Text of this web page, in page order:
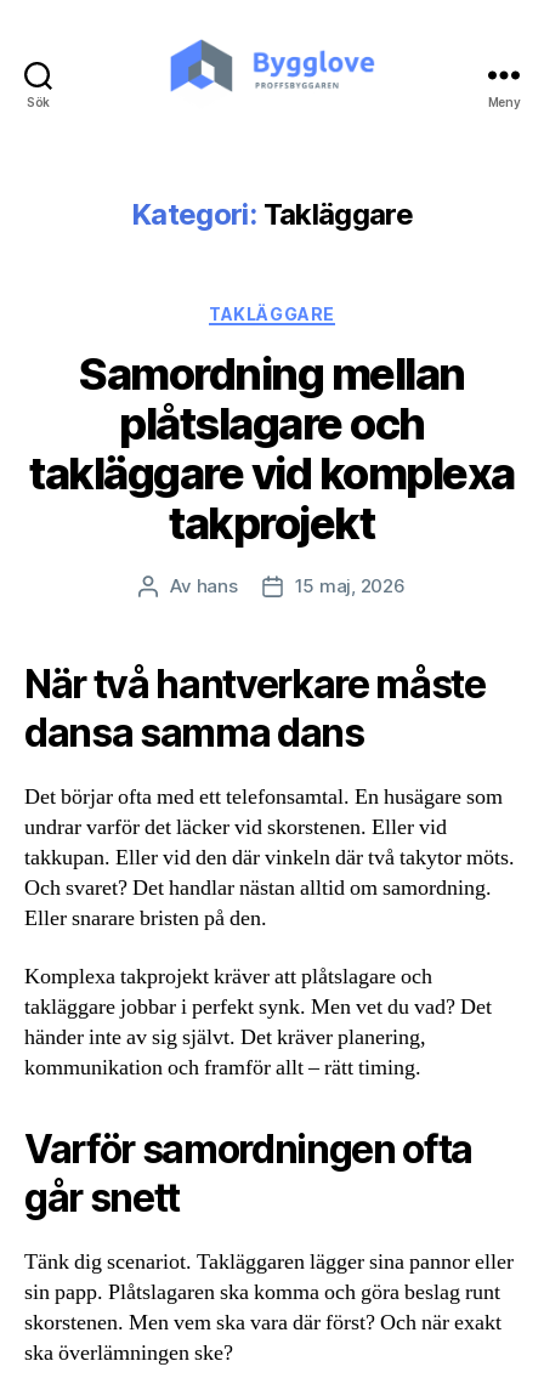
Sök Meny
Kategori: Takläggare
Kategorier
TAKLÄGGARE
Samordning mellan
plåtslagare och
takläggare vid komplexa
takprojekt
Inläggsförfattare
Av hans Inläggsdatum
15 maj, 2026
När två hantverkare måste
dansa samma dans
Det börjar ofta med ett telefonsamtal. En husägare som
undrar varför det läcker vid skorstenen. Eller vid
takkupan. Eller vid den där vinkeln där två takytor möts.
Och svaret? Det handlar nästan alltid om samordning.
Eller snarare bristen på den.
Komplexa takprojekt kräver att plåtslagare och
takläggare jobbar i perfekt synk. Men vet du vad? Det
händer inte av sig självt. Det kräver planering,
kommunikation och framför allt – rätt timing.
Varför samordningen ofta
går snett
Tänk dig scenariot. Takläggaren lägger sina pannor eller
sin papp. Plåtslagaren ska komma och göra beslag runt
skorstenen. Men vem ska vara där först? Och när exakt
ska överlämningen ske?